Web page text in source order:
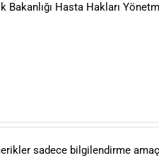
Hasta Hakları
sadece bilgilendirme